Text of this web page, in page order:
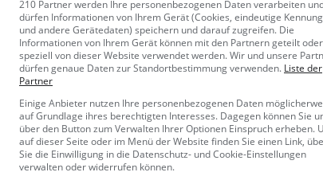
300 m
1000 ft
210 Partner werden Ihre personenbezogenen Daten verarbeiten
dürfen Informationen von Ihrem Gerät (Cookies, eindeutige
und andere Gerätedaten) speichern und darauf zugreifen. Die
Informationen von Ihrem Gerät können mit den Partnern geteilt oder
speziell von dieser Website verwendet werden. Wir und unsere
dürfen genaue Daten zur Standortbestimmung verwenden. Liste der
Partner
Einige Anbieter nutzen Ihre personenbezogenen Daten
auf Grundlage ihres berechtigten Interesses. Dagegen können Sie
über den Button zum Verwalten Ihrer Optionen Einspruch erheben.
auf dieser Seite oder im Menü der Website finden Sie einen Link,
Sie die Einwilligung in die Datenschutz- und Cookie-Einstellungen
verwalten oder widerrufen können.